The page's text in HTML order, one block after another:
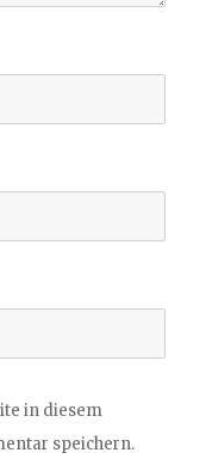
in diesem
speichern.